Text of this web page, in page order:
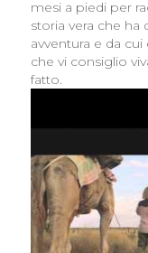
mesi a piedi per
storia vera che ha
avventura e da
che vi consiglio
fatto.